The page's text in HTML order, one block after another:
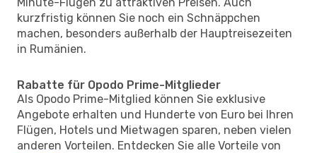
kurzfristig können Sie noch ein Schnäppchen
machen, besonders außerhalb der Hauptreisezeiten
in Rumänien.
Rabatte für Opodo Prime-Mitglieder
Als Opodo Prime-Mitglied können Sie exklusive
Angebote erhalten und Hunderte von Euro bei Ihren
Flügen, Hotels und Mietwagen sparen, neben vielen
anderen Vorteilen. Entdecken Sie alle Vorteile von